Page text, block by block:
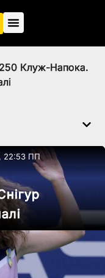
Клуж-Напока.
22:53 ПП